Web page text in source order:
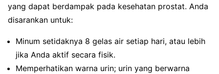
yang dapat berdampak pada kesehatan prostat. Anda
disarankan untuk:
Minum setidaknya 8 gelas air setiap hari, atau lebih
jika Anda aktif secara fisik.
Memperhatikan warna urin; urin yang berwarna